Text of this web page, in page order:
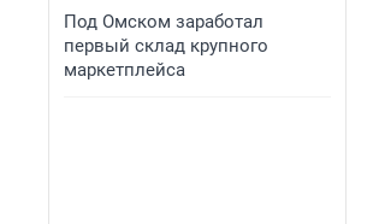
Под Омском заработал
первый склад крупного
маркетплейса